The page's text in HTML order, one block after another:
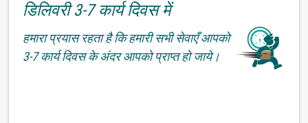
डिलिवरी 3-7 कार्य दिवस में
हमारा प्रयास रहता है कि हमारी सभी सेवाएँ आपको
3-7 कार्य दिवस के अंदर आपको प्राप्त हो जाये।